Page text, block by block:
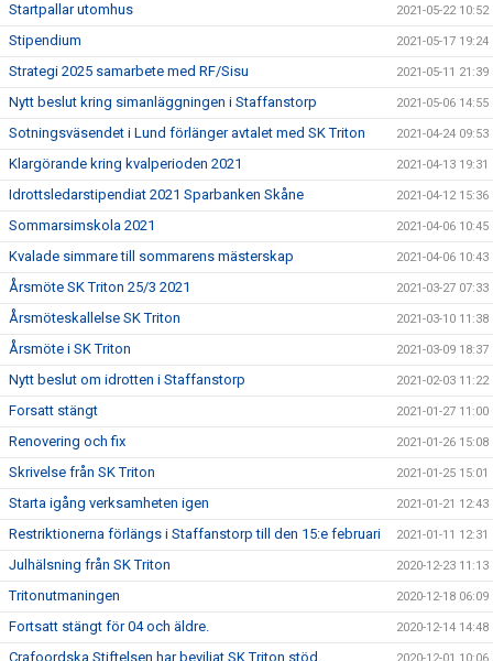
Startpallar utomhus 2021-05-22 10:52
Stipendium 2021-05-17 19:24
Strategi 2025 samarbete med RF/Sisu 2021-05-11 21:39
Nytt beslut kring simanläggningen i Staffanstorp 2021-05-06 14:55
Sotningsväsendet i Lund förlänger avtalet med SK Triton 2021-04-24 09:53
Klargörande kring kvalperioden 2021 2021-04-13 19:31
Idrottsledarstipendiat 2021 Sparbanken Skåne 2021-04-12 15:36
Sommarsimskola 2021 2021-04-06 10:45
Kvalade simmare till sommarens mästerskap 2021-04-06 10:43
Årsmöte SK Triton 25/3 2021 2021-03-27 07:33
Årsmöteskallelse SK Triton 2021-03-10 11:38
Årsmöte i SK Triton 2021-03-09 18:37
Nytt beslut om idrotten i Staffanstorp 2021-02-03 11:22
Forsatt stängt 2021-01-27 11:00
Renovering och fix 2021-01-26 15:08
Skrivelse från SK Triton 2021-01-25 15:01
Starta igång verksamheten igen 2021-01-21 12:43
Restriktionerna förlängs i Staffanstorp till den 15:e februari 2021-01-11 12:31
Julhälsning från SK Triton 2020-12-23 11:13
Tritonutmaningen 2020-12-18 06:09
Fortsatt stängt för 04 och äldre. 2020-12-14 14:48
Crafoordska Stiftelsen har beviljat SK Triton stöd.